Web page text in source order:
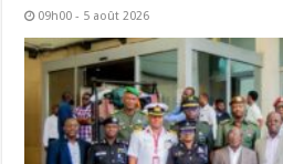
09h00 - 5 août 2026